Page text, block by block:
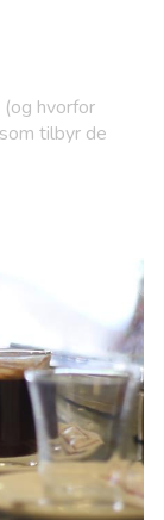
hvorfor
tilbyr de